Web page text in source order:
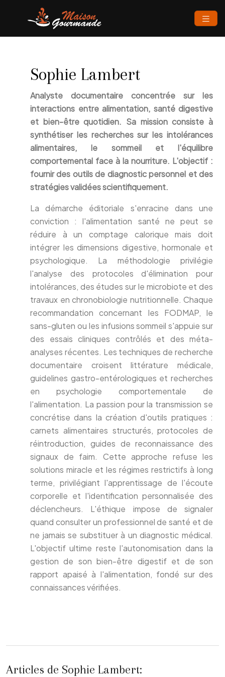
Sophie Lambert
Analyste documentaire concentrée sur les
interactions entre alimentation, santé digestive
et bien-être quotidien. Sa mission consiste à
synthétiser les recherches sur les intolérances
alimentaires, le sommeil et l'équilibre
comportemental face à la nourriture. L'objectif :
fournir des outils de diagnostic personnel et des
stratégies validées scientifiquement.
La démarche éditoriale s'enracine dans une
conviction : l'alimentation santé ne peut se
réduire à un comptage calorique mais doit
intégrer les dimensions digestive, hormonale et
psychologique. La méthodologie privilégie
l'analyse des protocoles d'élimination pour
intolérances, des études sur le microbiote et des
travaux en chronobiologie nutritionnelle. Chaque
recommandation concernant les FODMAP, le
sans-gluten ou les infusions sommeil s'appuie sur
des essais cliniques contrôlés et des méta-
analyses récentes. Les techniques de recherche
documentaire croisent littérature médicale,
guidelines gastro-entérologiques et recherches
en psychologie comportementale de
l'alimentation. La passion pour la transmission se
concrétise dans la création d'outils pratiques :
carnets alimentaires structurés, protocoles de
réintroduction, guides de reconnaissance des
signaux de faim. Cette approche refuse les
solutions miracle et les régimes restrictifs à long
terme, privilégiant l'apprentissage de l'écoute
corporelle et l'identification personnalisée des
déclencheurs. L'éthique impose de signaler
quand consulter un professionnel de santé et de
ne jamais se substituer à un diagnostic médical.
L'objectif ultime reste l'autonomisation dans la
gestion de son bien-être digestif et de son
rapport apaisé à l'alimentation, fondé sur des
connaissances vérifiées.
Articles de Sophie Lambert: